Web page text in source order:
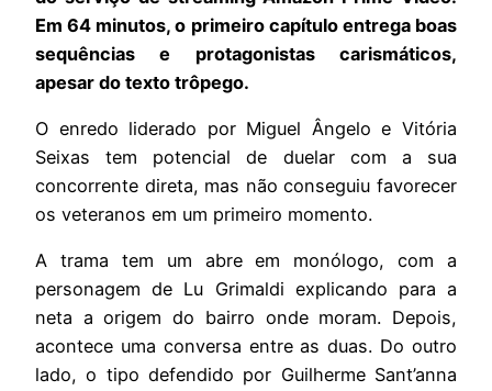
Em 64 minutos, o primeiro capítulo entrega boas
sequências e protagonistas carismáticos,
apesar do texto trôpego.
O enredo liderado por Miguel Ângelo e Vitória
Seixas tem potencial de duelar com a sua
concorrente direta, mas não conseguiu favorecer
os veteranos em um primeiro momento.
A trama tem um abre em monólogo, com a
personagem de Lu Grimaldi explicando para a
neta a origem do bairro onde moram. Depois,
acontece uma conversa entre as duas. Do outro
lado, o tipo defendido por Guilherme Sant’anna